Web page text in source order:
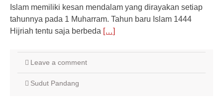
Islam memiliki kesan mendalam yang dirayakan setiap
tahunnya pada 1 Muharram. Tahun baru Islam 1444
Hijriah tentu saja berbeda […]
Leave a comment
Sudut Pandang